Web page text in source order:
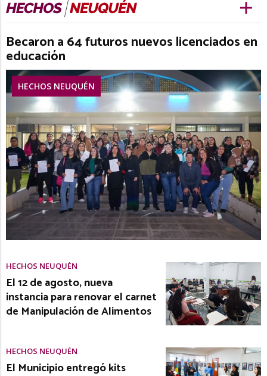
Becaron a 64 futuros nuevos licenciados en
educación
HECHOS NEUQUÉN
HECHOS NEUQUÉN
El 12 de agosto, nueva
instancia para renovar el carnet
de Manipulación de Alimentos
HECHOS NEUQUÉN
El Municipio entregó kits